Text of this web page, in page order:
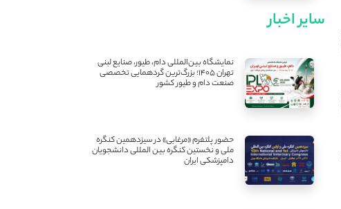
سایر اخبار
نمایشگاه بین‌المللی دام، طیور، صنایع لبنی
تهران ۱۴۰۵؛ بزرگ‌ترین گردهمایی تخصصی
صنعت دام و طیور کشور
حضور پلتفرم «مرغابی» در سیزدهمین کنگره
ملی و نخستین کنگره بین ‌المللی دانشجویان
دامپزشکی ایران